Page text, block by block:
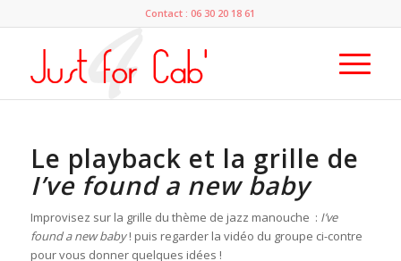
Contact : 06 30 20 18 61
Le playback et la grille de
I’ve found a new baby
Improvisez sur la grille du thème de jazz manouche : I’ve
found a new baby! puis regarder la vidéo du groupe ci-contre
pour vous donner quelques idées !